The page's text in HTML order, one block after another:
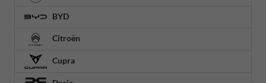
BYD
Citroën
Cupra